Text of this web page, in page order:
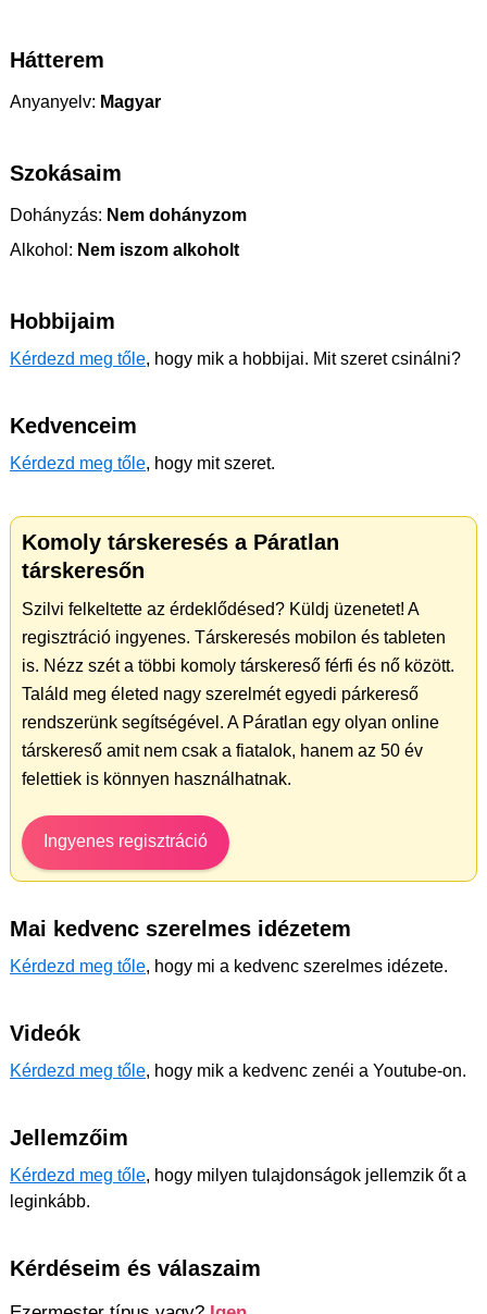
Hátterem
Anyanyelv: Magyar
Szokásaim
Dohányzás: Nem dohányzom
Alkohol: Nem iszom alkoholt
Hobbijaim
Kérdezd meg tőle, hogy mik a hobbijai. Mit szeret csinálni?
Kedvenceim
Kérdezd meg tőle, hogy mit szeret.
Komoly társkeresés a Páratlan
társkeresőn
Szilvi felkeltette az érdeklődésed? Küldj üzenetet! A
regisztráció ingyenes. Társkeresés mobilon és tableten
is. Nézz szét a többi komoly társkereső férfi és nő között.
Találd meg életed nagy szerelmét egyedi párkereső
rendszerünk segítségével. A Páratlan egy olyan online
társkereső amit nem csak a fiatalok, hanem az 50 év
felettiek is könnyen használhatnak.
Ingyenes regisztráció
Mai kedvenc szerelmes idézetem
Kérdezd meg tőle, hogy mi a kedvenc szerelmes idézete.
Videók
Kérdezd meg tőle, hogy mik a kedvenc zenéi a Youtube-on.
Jellemzőim
Kérdezd meg tőle, hogy milyen tulajdonságok jellemzik őt a
leginkább.
Kérdéseim és válaszaim